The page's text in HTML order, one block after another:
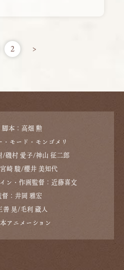
2 >
脚本：高畑 勲
・モード・モンゴメリ
/磯村 愛子/神山 征二郎
崎 駿/櫻井 美知代
ン・作画監督：近藤喜文
督：井岡 雅宏
善 晃/毛利 蔵人
アニメーション